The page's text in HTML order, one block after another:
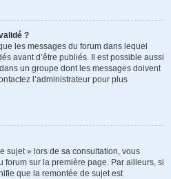
?
les messages du forum dans lequel
avant d’être publiés. Il est possible aussi
un groupe dont les messages doivent
l’administrateur pour plus
sujet » lors de sa consultation, vous
forum sur la première page. Par ailleurs, si
que la remontée de sujet est